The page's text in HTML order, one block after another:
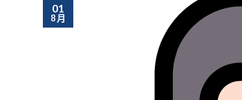
01
8 月